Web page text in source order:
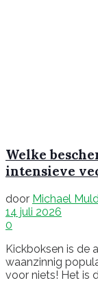
Welke
intensieve
door Michael
14 juli 2026
0
Kickboksen is de
waanzinnig
voor niets! Het is